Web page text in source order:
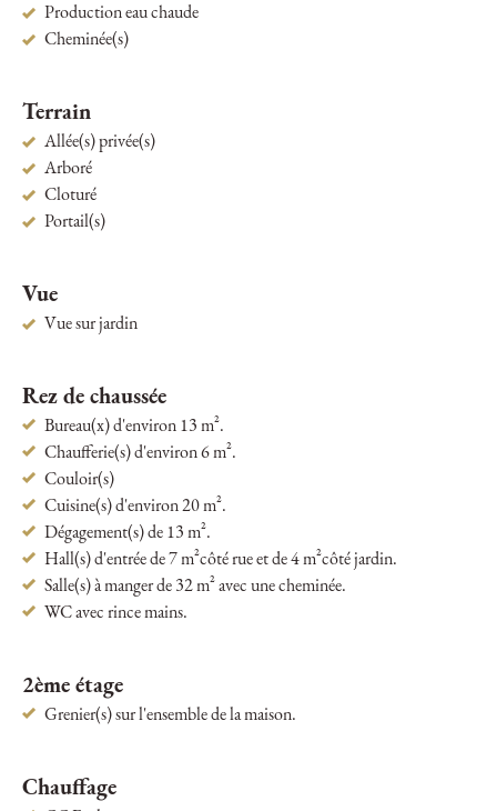
Production eau chaude
Cheminée(s)
Terrain
Allée(s) privée(s)
Arboré
Cloturé
Portail(s)
Vue
Vue sur jardin
Rez de chaussée
Bureau(x) d'environ 13 m².
Chaufferie(s) d'environ 6 m².
Couloir(s)
Cuisine(s) d'environ 20 m².
Dégagement(s) de 13 m².
Hall(s) d'entrée de 7 m²côté rue et de 4 m²côté jardin.
Salle(s) à manger de 32 m² avec une cheminée.
WC avec rince mains.
2ème étage
Grenier(s) sur l'ensemble de la maison.
Chauffage